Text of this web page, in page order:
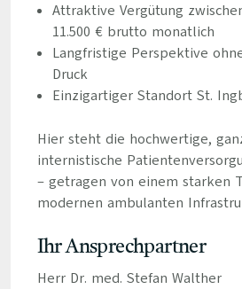
Attraktive Vergütung
11.500 € brutto monatlich
Langfristige Perspektive
Druck
Einzigartiger Standort St.
Hier steht die hochwertige,
internistische
– getragen von einem starken
modernen ambulanten
Ihr Ansprechpartner
Herr Dr. med. Stefan Walther